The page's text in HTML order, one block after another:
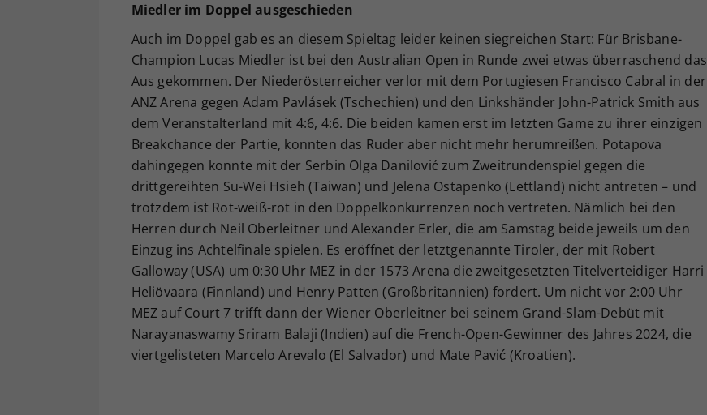
Miedler im Doppel ausgeschieden
Auch im Doppel gab es an diesem Spieltag leider keinen siegreichen Start: Für Brisbane-
Champion Lucas Miedler ist bei den Australian Open in Runde zwei etwas überraschend das
Aus gekommen. Der Niederösterreicher verlor mit dem Portugiesen Francisco Cabral in der
ANZ Arena gegen Adam Pavlásek (Tschechien) und den Linkshänder John-Patrick Smith aus
dem Veranstalterland mit 4:6, 4:6. Die beiden kamen erst im letzten Game zu ihrer einzigen
Breakchance der Partie, konnten das Ruder aber nicht mehr herumreißen. Potapova
dahingegen konnte mit der Serbin Olga Danilović zum Zweitrundenspiel gegen die
drittgereihten Su-Wei Hsieh (Taiwan) und Jelena Ostapenko (Lettland) nicht antreten – und
trotzdem ist Rot-weiß-rot in den Doppelkonkurrenzen noch vertreten. Nämlich bei den
Herren durch Neil Oberleitner und Alexander Erler, die am Samstag beide jeweils um den
Einzug ins Achtelfinale spielen. Es eröffnet der letztgenannte Tiroler, der mit Robert
Galloway (USA) um 0:30 Uhr MEZ in der 1573 Arena die zweitgesetzten Titelverteidiger Harri
Heliövaara (Finnland) und Henry Patten (Großbritannien) fordert. Um nicht vor 2:00 Uhr
MEZ auf Court 7 trifft dann der Wiener Oberleitner bei seinem Grand-Slam-Debüt mit
Narayanaswamy Sriram Balaji (Indien) auf die French-Open-Gewinner des Jahres 2024, die
viertgelisteten Marcelo Arevalo (El Salvador) und Mate Pavić (Kroatien).